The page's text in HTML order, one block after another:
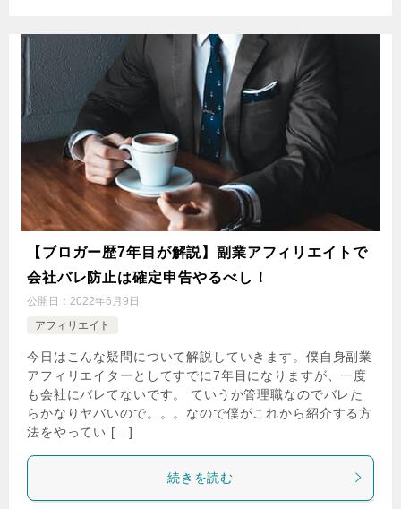
【ブロガー歴7年目が解説】副業アフィリエイトで
会社バレ防止は確定申告やるべし！
公開日： 2022年6月9日
アフィリエイト
今日はこんな疑問について解説していきます。僕自身副業
アフィリエイターとしてすでに7年目になりますが、一度
も会社にバレてないです。 ていうか管理職なのでバレた
らかなりヤバいので。。。なので僕がこれから紹介する方
法をやってい […]
続きを読む